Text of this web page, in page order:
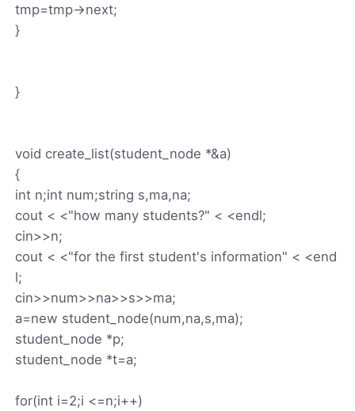
tmp=tmp->next;
}
}
void create_list(student_node *&a)
{
int n;int num;string s,ma,na;
cout < <"how many students?" < <endl;
cin>>n;
cout < <"for the first student's information" < <end
l;
cin>>num>>na>>s>>ma;
a=new student_node(num,na,s,ma);
student_node *p;
student_node *t=a;
for(int i=2;i <=n;i++)